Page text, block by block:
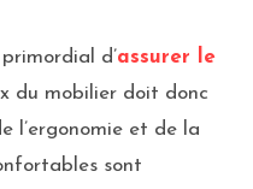
d’assurer le
du mobilier doit donc
l’ergonomie et de la
sont